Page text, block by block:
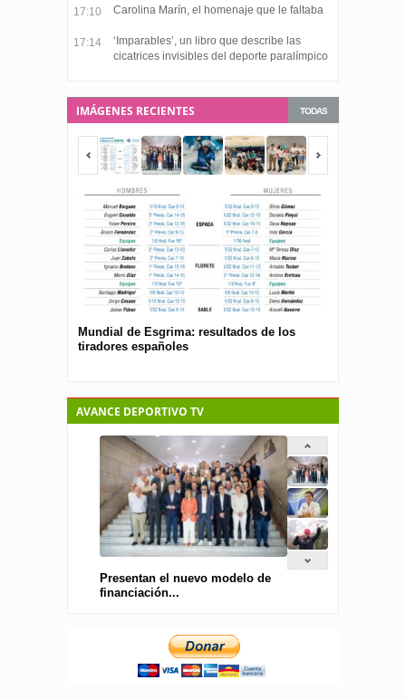
17:10 Carolina Marín, el homenaje que le faltaba
17:14
‘Imparables’, un libro que describe las
cicatrices invisibles del deporte paralímpico
TODAS
IMÁGENES RECIENTES
Mundial de Esgrima: resultados de los
tiradores españoles
AVANCE DEPORTIVO TV
Presentan el nuevo modelo de
financiación...